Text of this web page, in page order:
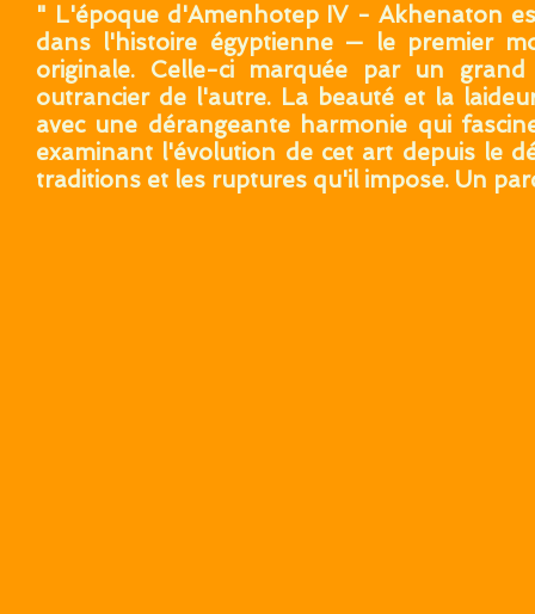
" L'époque d'Amenhotep IV - Akhenaton
dans l'histoire égyptienne — le premier
originale. Celle-ci marquée par un
outrancier de l'autre. La beauté et la
avec une dérangeante harmonie qui
examinant l'évolution de cet art depuis le
traditions et les ruptures qu'il impose. Un